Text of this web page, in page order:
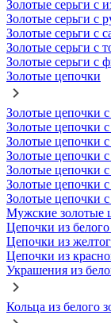
Золотые серьги с
Золотые серьги с
Золотые серьги с
Золотые серьги с
Золотые серьги с
Золотые цепочки
Золотые цепочки
Золотые цепочки
Золотые цепочки
Золотые цепочки
Золотые цепочки
Золотые цепочки
Золотые цепочки
Мужские золотые
Цепочки из белого
Цепочки из
Цепочки из
Украшения из
Кольца из белого